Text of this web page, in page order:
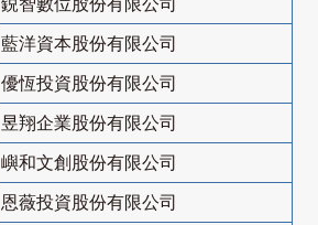
藍洋資本股份有限公司
優恆投資股份有限公司
昱翔企業股份有限公司
嶼和文創股份有限公司
恩薇投資股份有限公司